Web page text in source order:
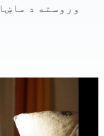
وروسته د